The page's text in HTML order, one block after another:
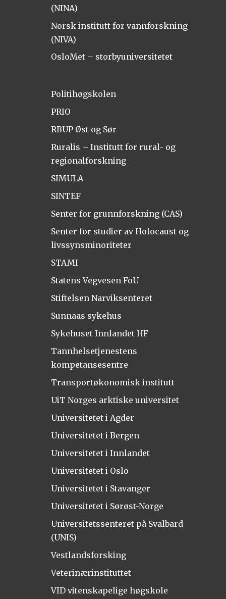
(NINA)
Norsk institutt for vannforskning
(NIVA)
OsloMet – storbyuniversitetet
Politihøgskolen
PRIO
RBUP Øst og Sør
Ruralis – Institutt for rural- og
regionalforskning
SIMULA
SINTEF
Senter for grunnforskning (CAS)
Senter for studier av Holocaust og
livssynsminoriteter
STAMI
Statens Vegvesen FoU
Stiftelsen Narviksenteret
Sunnaas sykehus
Sykehuset Innlandet HF
Tannhelsetjenestens
kompetansesentre
Transportøkonomisk institutt
UiT Norges arktiske universitet
Universitetet i Agder
Universitetet i Bergen
Universitetet i Innlandet
Universitetet i Oslo
Universitetet i Stavanger
Universitetet i Sørøst-Norge
Universitetssenteret på Svalbard
(UNIS)
Vestlandsforsking
Veterinærinstituttet
VID vitenskapelige høgskole